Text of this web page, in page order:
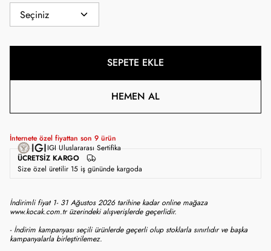
SEPETE EKLE
HEMEN AL
İnternete özel fiyattan son 9 ürün
ÜCRETSIZ KARGO
IGI Uluslararası Sertifika
Size özel üretilir 15 iş gününde kargoda
İndirimli fiyat 1- 31 Ağustos 2026 tarihine kadar online mağaza
www.kocak.com.tr üzerindeki alışverişlerde geçerlidir.
- İndirim kampanyası seçili ürünlerde geçerli olup stoklarla sınırlıdır ve başka
kampanyalarla birleştirilemez.